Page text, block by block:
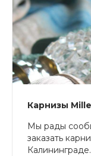
Карнизы
Мы рады
заказать
Калининграде.